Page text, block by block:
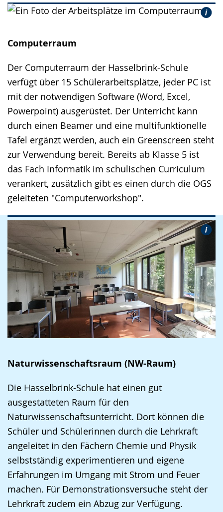
Computerraum
Der Computerraum der Hasselbrink-Schule
verfügt über 15 Schülerarbeitsplätze, jeder PC ist
mit der notwendigen Software (Word, Excel,
Powerpoint) ausgerüstet. Der Unterricht kann
durch einen Beamer und eine multifunktionelle
Tafel ergänzt werden, auch ein Greenscreen steht
zur Verwendung bereit. Bereits ab Klasse 5 ist
das Fach Informatik im schulischen Curriculum
verankert, zusätzlich gibt es einen durch die OGS
geleiteten "Computerworkshop".
Naturwissenschaftsraum (NW-Raum)
Die Hasselbrink-Schule hat einen gut
ausgestatteten Raum für den
Naturwissenschaftsunterricht. Dort können die
Schüler und Schülerinnen durch die Lehrkraft
angeleitet in den Fächern Chemie und Physik
selbstständig experimentieren und eigene
Erfahrungen im Umgang mit Strom und Feuer
machen. Für Demonstrationsversuche steht der
Lehrkraft zudem ein Abzug zur Verfügung.